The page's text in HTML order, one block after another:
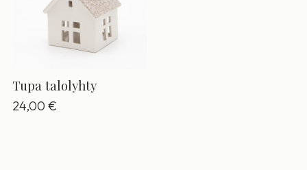
Tupa talolyhty
24,00€